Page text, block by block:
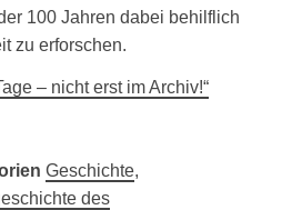
100 Jahren dabei behilflich
zu erforschen.
– nicht erst im Archiv!“
Geschichte,
des